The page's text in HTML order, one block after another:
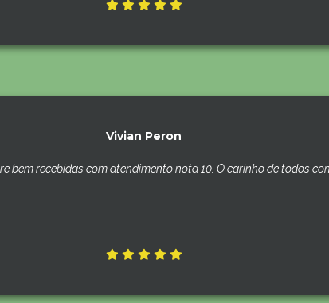
Vivian Peron
bem recebidas com atendimento nota 10. O carinho de todos